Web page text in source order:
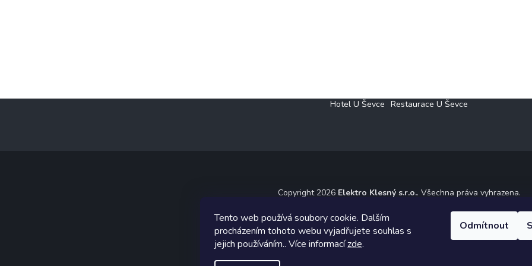
Tento web používá soubory cookie. Dalším
procházením tohoto webu vyjadřujete souhlas s
jejich používáním.. Více informacízde.
Odmítnout
Hotel U Ševce Restaurace U Ševce
Copyright 2026 Elektro Klesný s.r.o.. Všechna práva vyhrazena.
Tomáš Hlad&